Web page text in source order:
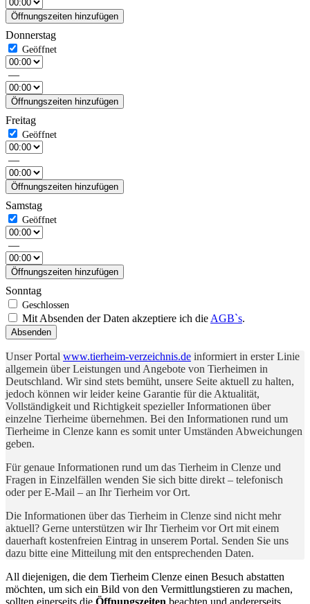
Öffnungszeiten hinzufügen
Donnerstag
—
Öffnungszeiten hinzufügen
Freitag
—
Öffnungszeiten hinzufügen
Samstag
—
Öffnungszeiten hinzufügen
Sonntag
Mit Absenden der Daten akzeptiere ich die AGB`s.
Absenden
Unser Portal www.tierheim-verzeichnis.de informiert in erster Linie
allgemein über Leistungen und Angebote von Tierheimen in
Deutschland. Wir sind stets bemüht, unsere Seite aktuell zu halten,
jedoch können wir leider keine Garantie für die Aktualität,
Vollständigkeit und Richtigkeit spezieller Informationen über
einzelne Tierheime übernehmen. Bei den Informationen rund um
Tierheime in Clenze kann es somit unter Umständen Abweichungen
geben.
Für genaue Informationen rund um das Tierheim in Clenze und
Fragen in Einzelfällen wenden Sie sich bitte direkt – telefonisch
oder per E-Mail – an Ihr Tierheim vor Ort.
Die Informationen über das Tierheim in Clenze sind nicht mehr
aktuell? Gerne unterstützen wir Ihr Tierheim vor Ort mit einem
dauerhaft kostenfreien Eintrag in unserem Portal. Senden Sie uns
dazu bitte eine Mitteilung mit den entsprechenden Daten.
All diejenigen, die dem Tierheim Clenze einen Besuch abstatten
möchten, um sich ein Bild von den Vermittlungstieren zu machen,
sollten einerseits die Öffnungszeiten beachten und andererseits